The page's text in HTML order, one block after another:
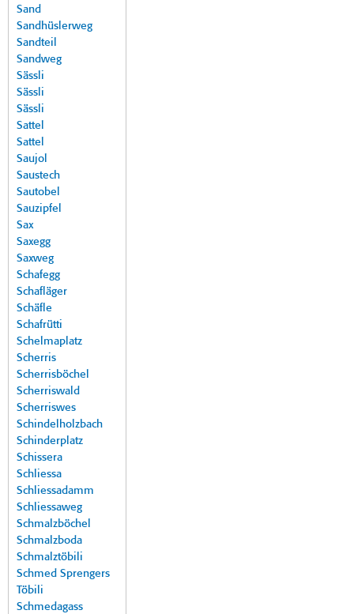
Sand
Sandhüslerweg
Sandteil
Sandweg
Sässli
Sässli
Sässli
Sattel
Sattel
Saujol
Saustech
Sautobel
Sauzipfel
Sax
Saxegg
Saxweg
Schafegg
Schafläger
Schäfle
Schafrütti
Schelmaplatz
Scherris
Scherrisböchel
Scherriswald
Scherriswes
Schindelholzbach
Schinderplatz
Schissera
Schliessa
Schliessadamm
Schliessaweg
Schmalzböchel
Schmalzboda
Schmalztöbili
Schmed Sprengers
Töbili
Schmedagass